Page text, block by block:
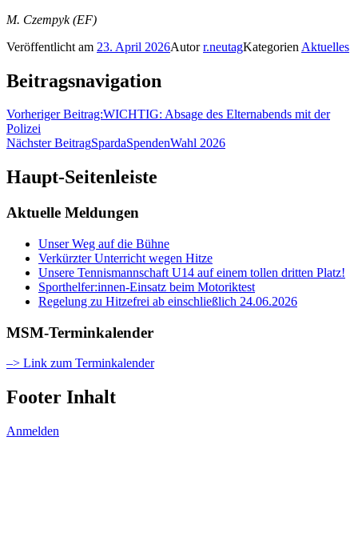
M. Czempyk (EF)
Veröffentlicht am 23. April 2026Autorr.neutagKategorien Aktuelles
Beitragsnavigation
Vorheriger Beitrag:WICHTIG: Absage des Elternabends mit der
Polizei
Nächster BeitragSpardaSpendenWahl 2026
Haupt-Seitenleiste
Aktuelle Meldungen
Unser Weg auf die Bühne
Verkürzter Unterricht wegen Hitze
Unsere Tennismannschaft U14 auf einem tollen dritten Platz!
Sporthelfer:innen-Einsatz beim Motoriktest
Regelung zu Hitzefrei ab einschließlich 24.06.2026
MSM-Terminkalender
–> Link zum Terminkalender
Footer Inhalt
Anmelden